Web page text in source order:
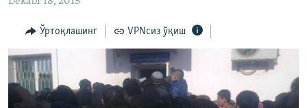
ИЖТИМОИЙ ТАРМОҚЛАР
Озодлик бошқа тилларда
Ўртоқлашинг VPNсиз ўқиш